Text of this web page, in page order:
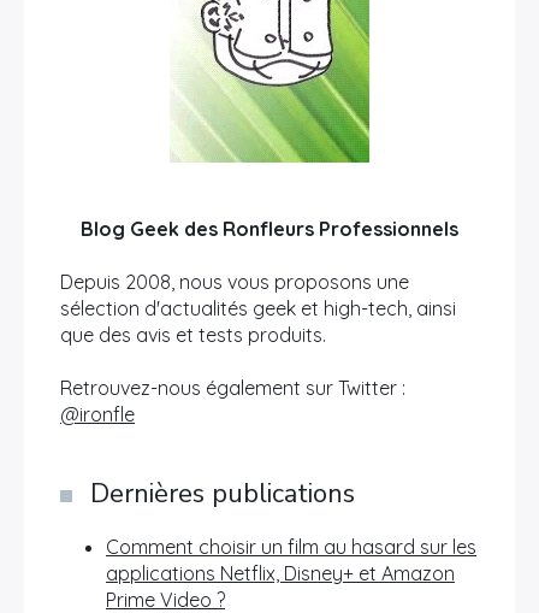
Blog Geek des Ronfleurs Professionnels
Depuis 2008, nous vous proposons une
sélection d'actualités geek et high-tech, ainsi
que des avis et tests produits.
Retrouvez-nous également sur Twitter :
@ironfle
Dernières publications
Comment choisir un film au hasard sur les
applications Netflix, Disney+ et Amazon
Prime Video ?